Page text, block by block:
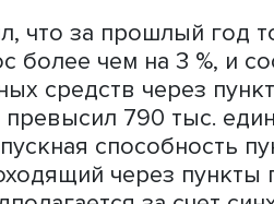
о
сфере.
Востока
региональный
–